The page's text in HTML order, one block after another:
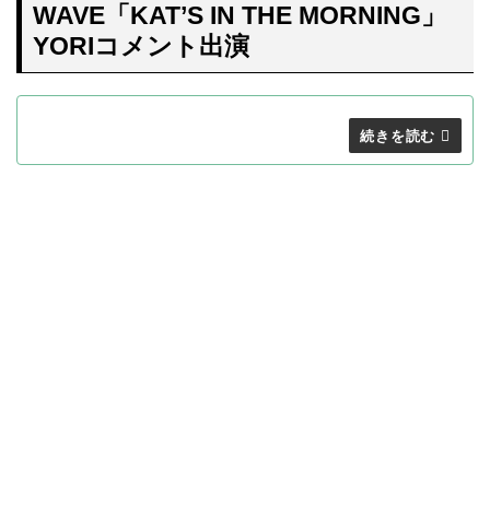
WAVE「KAT’S IN THE MORNING」
YORIコメント出演